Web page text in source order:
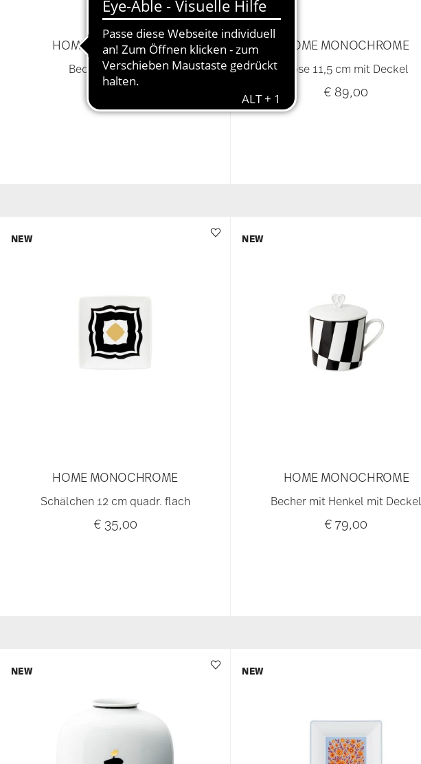
HOME MONOCHROME
Becher mit Henkel
HOME MONOCHROME
Dose 11,5 cm mit Deckel
€ 89,00
HOME MONOCHROME
Schälchen 12 cm quadr. flach
€ 35,00
NEW
HOME MONOCHROME
Becher mit Henkel mit Deckel
€ 79,00
NEW
NEW NEW